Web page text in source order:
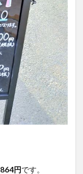
864円です。